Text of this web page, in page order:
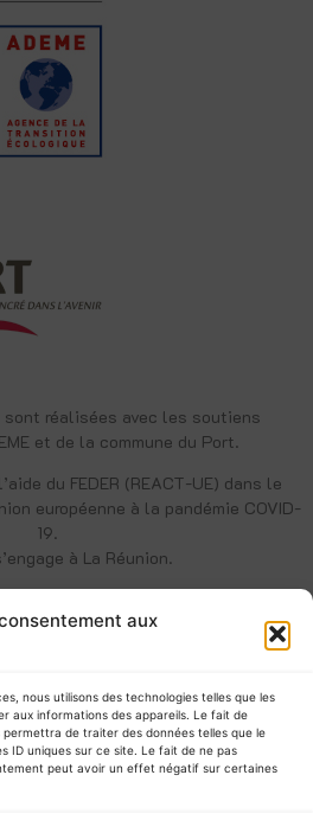
aux
nous utilisons des technologies telles que les
aux informations des appareils. Le fait de
de traiter des données telles que le
ID uniques sur ce site. Le fait de ne pas
peut avoir un effet négatif sur certaines
sont réalisées avec les soutiens
et de la commune du Port.
du FEDER (REACT-UE) dans le
européenne à la pandémie COVID-
19.
à La Réunion.